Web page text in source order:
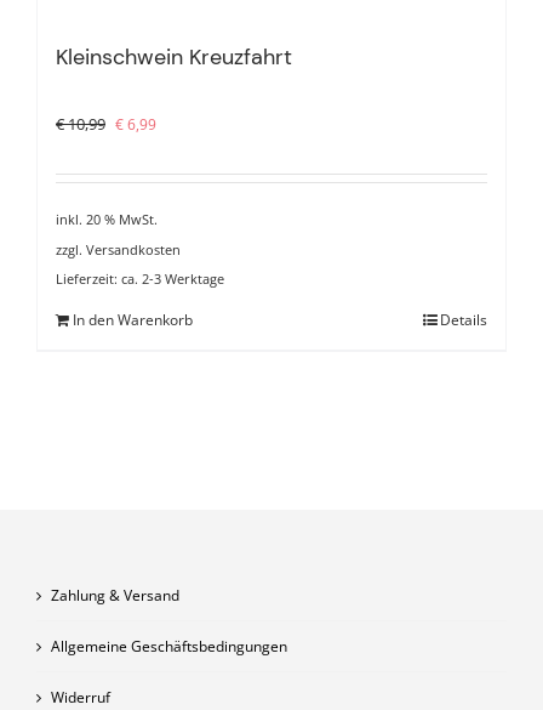
Kleinschwein Kreuzfahrt
€10,99 Ursprünglicher
war:
€6,99Aktueller
ist:
inkl. 20 % MwSt.
zzgl. Versandkosten
Lieferzeit: ca. 2-3 Werktage
In den Warenkorb Details
Zahlung & Versand
Allgemeine Geschäftsbedingungen
Widerruf